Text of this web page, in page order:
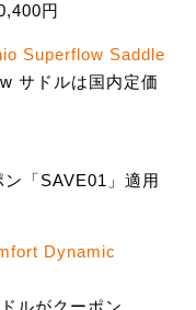
円
Superflow Saddle
サドルは国内定価
「SAVE01」適用
Dynamic